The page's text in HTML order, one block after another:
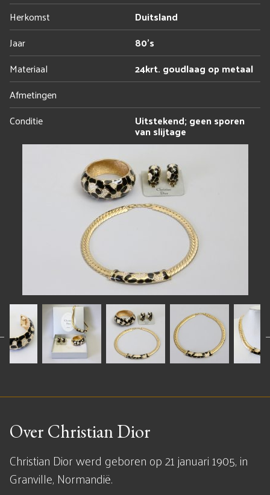
Herkomst
Duitsland
Jaar
80's
Materiaal
24krt. goudlaag op metaal
Afmetingen
Conditie
Uitstekend; geen sporen
van slijtage
Over Christian Dior
Christian Dior werd geboren op 21 januari 1905, in
Granville, Normandië.